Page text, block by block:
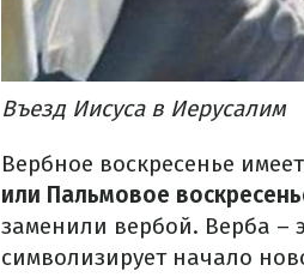
Въезд Иисуса в Иерусалим
Вербное воскресенье
или Пальмовое
заменили вербой. Верба –
символизирует начало